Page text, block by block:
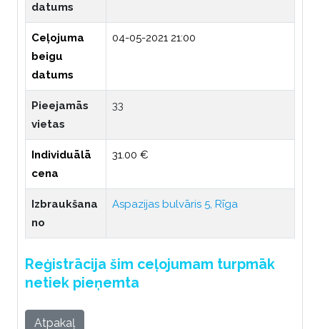
datums
Ceļojuma
beigu
datums
04-05-2021 21:00
Pieejamās
vietas
33
Individuālā
cena
31.00 €
Izbraukšana
no
Aspazijas bulvāris 5, Rīga
Reģistrācija šim ceļojumam turpmāk
netiek pieņemta
Atpakaļ